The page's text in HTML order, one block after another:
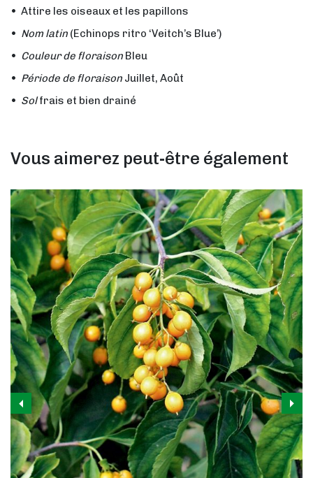
Attire les oiseaux et les papillons
Nom latin (Echinops ritro ‘Veitch’s Blue’)
Couleur de floraison Bleu
Période de floraison Juillet, Août
Solfrais et bien drainé
Vous aimerez peut-être également